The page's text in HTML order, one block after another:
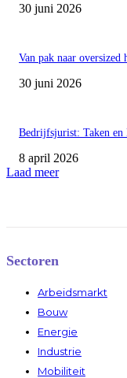
30 juni 2026
Van pak naar
30 juni 2026
Bedrijfsjurist: Taken en
8 april 2026
Laad meer
Sectoren
Arbeidsmarkt
Bouw
Energie
Industrie
Mobiliteit